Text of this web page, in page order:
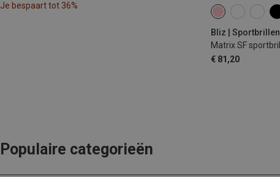
Je bespaart tot 36%
Bliz | Sportbrillen
Matrix SF sportbril
€ 81,20
Populaire categorieën